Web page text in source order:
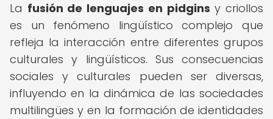
La fusión de lenguajes en pidgins y criollos
es un fenómeno lingüístico complejo que
refleja la interacción entre diferentes grupos
culturales y lingüísticos. Sus consecuencias
sociales y culturales pueden ser diversas,
influyendo en la dinámica de las sociedades
multilingües y en la formación de identidades